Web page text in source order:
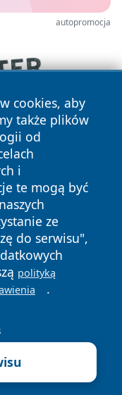
autopromocja
cookies, aby
także plików
od
i
te mogą być
ze
do serwisu",
polityką
.
prawa
Polityka